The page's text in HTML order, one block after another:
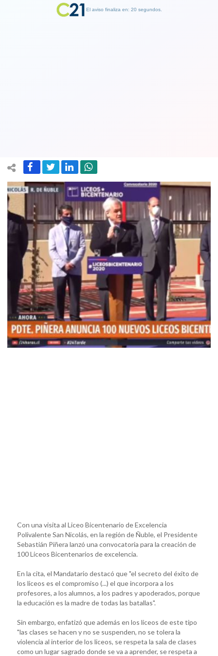
Con una visita al Liceo Bicentenario de Excelencia
Polivalente San Nicolás, en la región de Ñuble, el Presidente
Sebastián Piñera lanzó una convocatoria para la creación de
100 Liceos Bicentenarios de excelencia.
En la cita, el Mandatario destacó que "el secreto del éxito de
los liceos es el compromiso (...) el que incorpora a los
profesores, a los alumnos, a los padres y apoderados, porque
la educación es la madre de todas las batallas".
Sin embargo, enfatizó que además en los liceos de este tipo
"las clases se hacen y no se suspenden, no se tolera la
violencia al interior de los liceos, se respeta la sala de clases
como un lugar sagrado donde se va a aprender, se respeta a
El aviso finaliza en: 19 segundos.